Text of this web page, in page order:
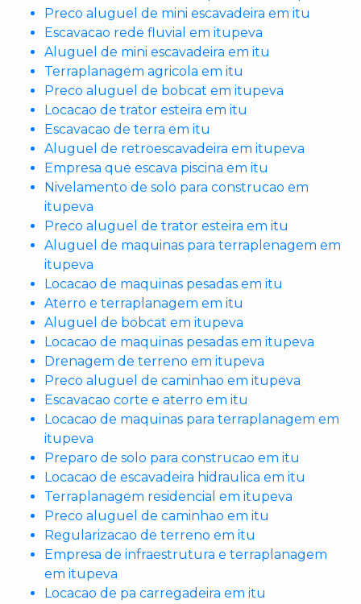
Preco aluguel de mini escavadeira em itu
Escavacao rede fluvial em itupeva
Aluguel de mini escavadeira em itu
Terraplanagem agricola em itu
Preco aluguel de bobcat em itupeva
Locacao de trator esteira em itu
Escavacao de terra em itu
Aluguel de retroescavadeira em itupeva
Empresa que escava piscina em itu
Nivelamento de solo para construcao em
itupeva
Preco aluguel de trator esteira em itu
Aluguel de maquinas para terraplenagem em
itupeva
Locacao de maquinas pesadas em itu
Aterro e terraplanagem em itu
Aluguel de bobcat em itupeva
Locacao de maquinas pesadas em itupeva
Drenagem de terreno em itupeva
Preco aluguel de caminhao em itupeva
Escavacao corte e aterro em itu
Locacao de maquinas para terraplanagem em
itupeva
Preparo de solo para construcao em itu
Locacao de escavadeira hidraulica em itu
Terraplanagem residencial em itupeva
Preco aluguel de caminhao em itu
Regularizacao de terreno em itu
Empresa de infraestrutura e terraplanagem
em itupeva
Locacao de pa carregadeira em itu